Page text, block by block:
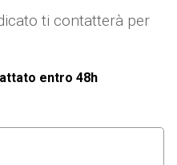
ti contatterà per
entro 48h